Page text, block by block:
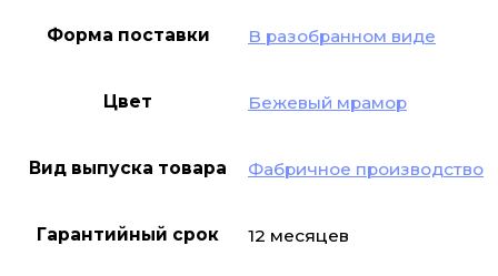
Форма поставки В разобранном виде
Цвет Бежевый мрамор
Вид выпуска товара Фабричное производство
Гарантийный срок 12 месяцев